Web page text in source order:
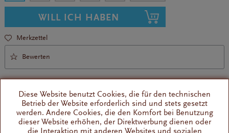
WILL ICH HABEN
Merkzettel
Bewerten
Diese Website benutzt Cookies, die für den technischen
Betrieb der Website erforderlich sind und stets gesetzt
werden. Andere Cookies, die den Komfort bei Benutzung
dieser Website erhöhen, der Direktwerbung dienen oder
die Interaktion mit anderen Websites und sozialen